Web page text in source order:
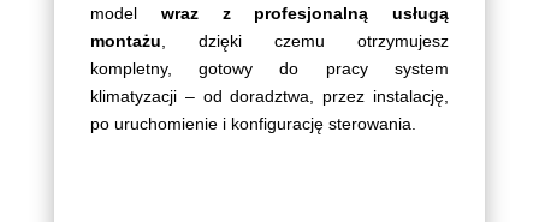
model wraz z profesjonalną usługą
montażu, dzięki czemu otrzymujesz
kompletny, gotowy do pracy system
klimatyzacji – od doradztwa, przez instalację,
po uruchomienie i konfigurację sterowania.